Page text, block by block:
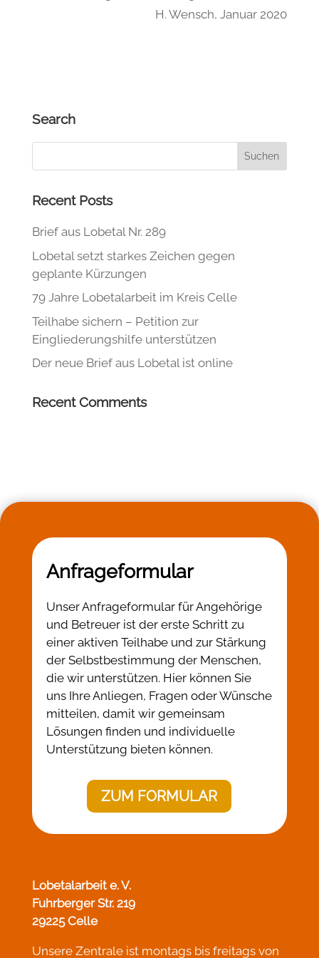
H. Wensch, Januar 2020
Search
Recent Posts
Brief aus Lobetal Nr. 289
Lobetal setzt starkes Zeichen gegen
geplante Kürzungen
79 Jahre Lobetalarbeit im Kreis Celle
Teilhabe sichern – Petition zur
Eingliederungshilfe unterstützen
Der neue Brief aus Lobetal ist online
Recent Comments
Anfrageformular
Unser Anfrageformular für Angehörige
und Betreuer ist der erste Schritt zu
einer aktiven Teilhabe und zur Stärkung
der Selbstbestimmung der Menschen,
die wir unterstützen. Hier können Sie
uns Ihre Anliegen, Fragen oder Wünsche
mitteilen, damit wir gemeinsam
Lösungen finden und individuelle
Unterstützung bieten können.
ZUM FORMULAR
Lobetalarbeit e. V.
Fuhrberger Str. 219
29225 Celle
Unsere Zentrale ist montags bis freitags von